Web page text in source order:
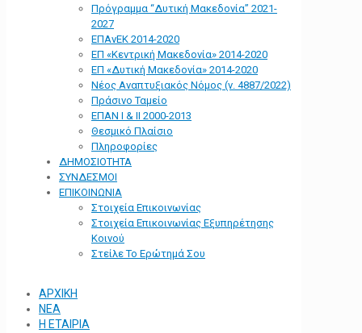
Πρόγραμμα “Δυτική Μακεδονία” 2021-
2027
ΕΠΑνΕΚ 2014-2020
ΕΠ «Kεντρική Μακεδονία» 2014-2020
ΕΠ «Δυτική Μακεδονία» 2014-2020
Νέος Αναπτυξιακός Νόμος (ν. 4887/2022)
Πράσινο Ταμείο
ΕΠΑΝ Ι & ΙΙ 2000-2013
Θεσμικό Πλαίσιο
Πληροφορίες
ΔΗΜΟΣΙΟΤΗΤΑ
ΣΥΝΔΕΣΜΟΙ
ΕΠΙΚΟΙΝΩΝΙΑ
Στοιχεία Επικοινωνίας
Στοιχεία Επικοινωνίας Εξυπηρέτησης
Κοινού
Στείλε Το Ερώτημά Σου
ΑΡΧΙΚΗ
ΝΕΑ
Η ΕΤΑΙΡΙΑ